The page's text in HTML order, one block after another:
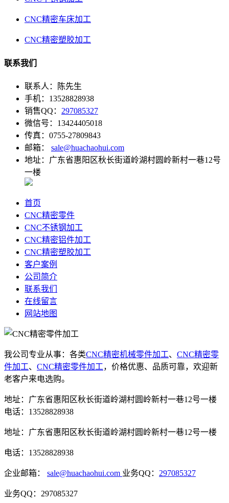
CNC精密车床加工
CNC精密塑胶加工
联系我们
联系人：陈先生
手机：13528828938
销售QQ： 297085327
微信号：13424405018
传真：0755-27809843
邮箱： sale@huachaohui.com
地址：广东省惠阳区秋长街道岭湖村圆岭新村一巷12号
一楼
首页
CNC精密零件
CNC不锈钢加工
CNC精密铝件加工
CNC精密塑胶加工
客户案例
公司简介
联系我们
在线留言
网站地图
我公司专业从事：各类CNC精密机械零件加工、 CNC精密零
件加工、 CNC精密零件加工，价格优惠、品质可靠，欢迎新
老客户来电选购。
地址：广东省惠阳区秋长街道岭湖村圆岭新村一巷12号一楼
电话：13528828938
地址：广东省惠阳区秋长街道岭湖村圆岭新村一巷12号一楼
电话：13528828938
企业邮箱： sale@huachaohui.com 业务QQ： 297085327
业务QQ：297085327